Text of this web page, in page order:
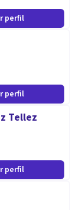
a superar tus
cualificado.
personas que
fallos de
Alzheimer.
inicial del
perfil
perfil
Tellez
perfil